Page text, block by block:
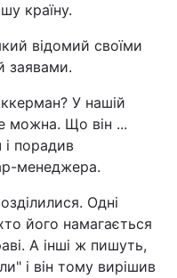
країну.
відомий своїми
заявами.
У нашій
можна. Що він ...
і порадив
менеджера.
Одні
його намагається
А інші ж пишуть,
і він тому вирішив